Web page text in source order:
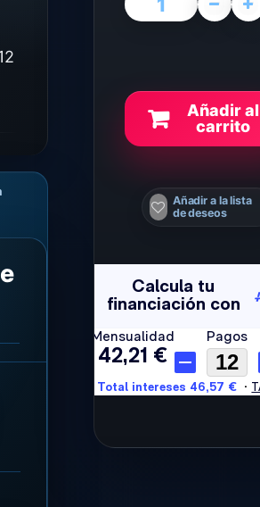
Añadir al
carrito
Añadir a la lista
de deseos